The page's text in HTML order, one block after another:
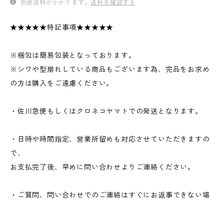
別途送料がかかります。送料を確認する
★★★★★特記事項★★★★★
※梱包は簡易包装となっております。
※シワや型崩れしている商品もございます為、完品をお求め
の方は購入をご遠慮ください。
・佐川急便もしくはクロネコヤマトでの発送となります。
・日時や時間指定、営業所留めも対応させていただきますの
で、
お支払完了後、早めに問い合わせよりご連絡ください。
・ご質問、問い合わせでのご連絡はすぐにお返事できない場